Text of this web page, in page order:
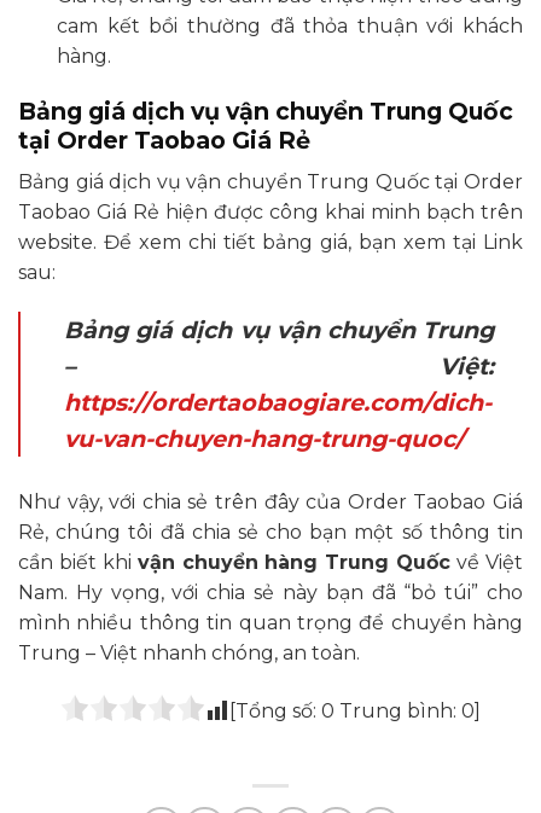
cam kết bồi thường đã thỏa thuận với khách
hàng.
Bảng giá dịch vụ vận chuyển Trung Quốc
tại Order Taobao Giá Rẻ
Bảng giá dịch vụ vận chuyển Trung Quốc tại Order
Taobao Giá Rẻ hiện được công khai minh bạch trên
website. Để xem chi tiết bảng giá, bạn xem tại Link
sau:
Bảng giá dịch vụ vận chuyển Trung
– Việt:
https://ordertaobaogiare.com/dich-
vu-van-chuyen-hang-trung-quoc/
Như vậy, với chia sẻ trên đây của Order Taobao Giá
Rẻ, chúng tôi đã chia sẻ cho bạn một số thông tin
cần biết khi vận chuyển hàng Trung Quốc về Việt
Nam. Hy vọng, với chia sẻ này bạn đã “bỏ túi” cho
mình nhiều thông tin quan trọng để chuyển hàng
Trung – Việt nhanh chóng, an toàn.
[Tổng số: 0 Trung bình: 0